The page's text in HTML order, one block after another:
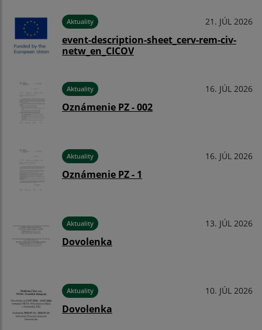
Aktuality 21. JÚL 2026
event-description-sheet_cerv-rem-civ-
netw_en_CICOV
Aktuality 16. JÚL 2026
Oznámenie PZ - 002
Aktuality 16. JÚL 2026
Oznámenie PZ - 1
Aktuality 13. JÚL 2026
Dovolenka
Aktuality 10. JÚL 2026
Dovolenka